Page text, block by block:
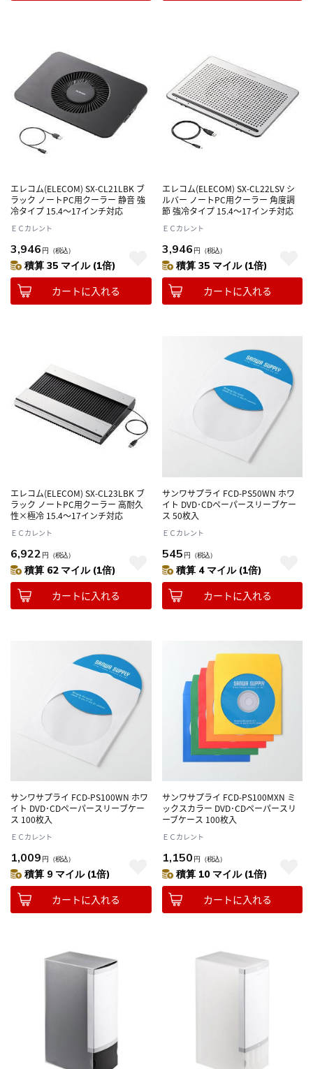
エレコム(ELECOM) SX-CL21LBK ブ
ラック ノートPC用クーラー 静音 強
冷タイプ 15.4～17インチ対応
ＥＣカレント
3,946 円 （税込）
積算 35 マイル (1倍)
カートに入れる
エレコム(ELECOM) SX-CL22LSV シ
ルバー ノートPC用クーラー 角度調
節 強冷タイプ 15.4～17インチ対応
ＥＣカレント
3,946 円 （税込）
積算 35 マイル (1倍)
カートに入れる
エレコム(ELECOM) SX-CL23LBK ブ
ラック ノートPC用クーラー 高耐久
性×極冷 15.4～17インチ対応
ＥＣカレント
6,922 円 （税込）
積算 62 マイル (1倍)
カートに入れる
サンワサプライ FCD-PS50WN ホワ
イト DVD･CDペーパースリーブケー
ス 50枚入
ＥＣカレント
545 円 （税込）
積算 4 マイル (1倍)
カートに入れる
サンワサプライ FCD-PS100WN ホワ
イト DVD･CDペーパースリーブケー
ス 100枚入
ＥＣカレント
1,009 円 （税込）
積算 9 マイル (1倍)
カートに入れる
サンワサプライ FCD-PS100MXN ミ
ックスカラー DVD･CDペーパースリ
ーブケース 100枚入
ＥＣカレント
1,150 円 （税込）
積算 10 マイル (1倍)
カートに入れる